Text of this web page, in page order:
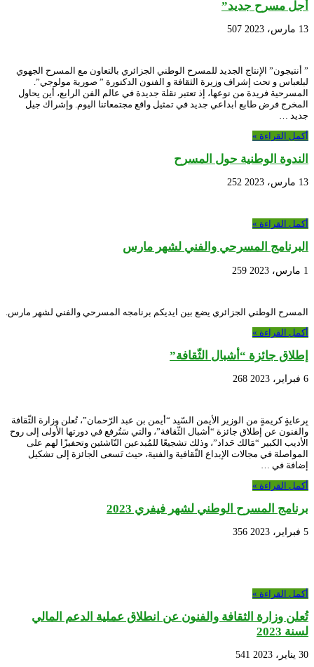
أجل مسرح جديد”
13 مارس، 2023 507
” أنتيجون” الإنتاج الجديد للمسرح الوطني الجزائري بالتعاون مع المسرح الجهوي
لبلعباس و تحت إشراف وزيرة الثقافة و الفنون الدكتورة ” صورية مولوجي”.
المسرحية فريدة من نوعها، إذ تعتبر نقلة جديدة في عالم الفن الرابع، أين يحاول
المخرج فرض طابع ابداعي جديد في تمثيل واقع مجتمعاتنا اليوم. وإشراك جيل
جديد …
أكمل القراءة »
الندوة الوطنية حول المسرح
13 مارس، 2023 252
أكمل القراءة »
البرنامج المسرحي والفني لشهر مارس
1 مارس، 2023 259
المسرح الوطني الجزائري يضع بين ايديكم برنامجه المسرحي والفني لشهر مارس.
أكمل القراءة »
إطلاق جائزة “أشبال الثّقافة”
6 فبراير، 2023 268
بِرعايةٍ كريمةٍ من الوزير الأيمن السّيد “أيمن بن عبد الرّحمان”، تُعلن وزارة الثّقافة
والفنون عن إطلاق جائزة “أشبال الثّقافة”، والتي سَتُرفع في دورتها الأولى إلى روح
الأديب الكبير “مَالك حَداد”، وذلك تشجيعًا للمُبدعين النّاشئين وتحفيزًا لهم على
المواصلة في مجالات الإبداع الثّقافية والفنية، حيث تَسعى الجائزة إلى تشكيل
إضافة في …
أكمل القراءة »
برنامج المسرح الوطني لشهر فيفري 2023
5 فبراير، 2023 356
أكمل القراءة »
تُعلن وزارة الثقافة والفنون عن انطلاق عملية الدعم المالي
لسنة 2023
30 يناير، 2023 541